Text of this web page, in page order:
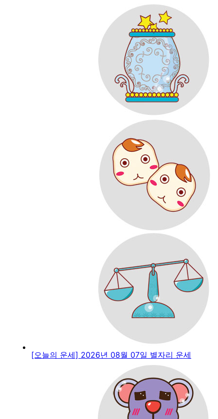
[오늘의 운세] 2026년 08월 07일 별자리 운세